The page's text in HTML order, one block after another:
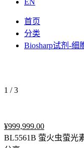
EN
首页
分类
Biosharp试剂-细
1 /3
¥999,999.00
BL5561B 萤火虫萤光